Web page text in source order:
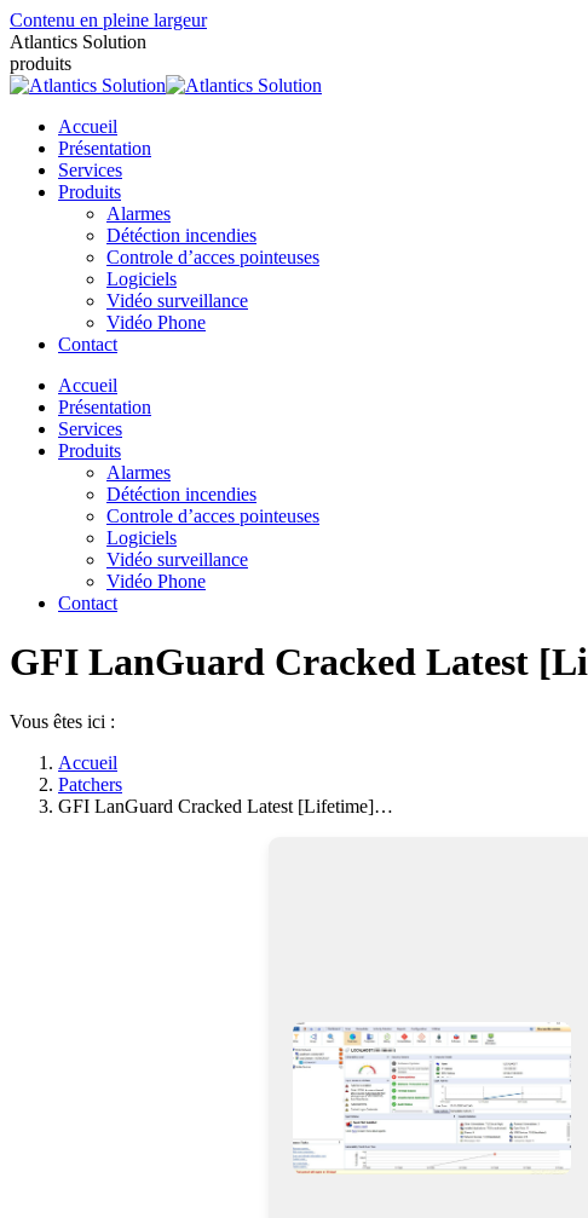
Contenu en pleine largeur
Atlantics Solution
produits
Accueil
Présentation
Services
Produits
Alarmes
Détéction incendies
Controle d’acces pointeuses
Logiciels
Vidéo surveillance
Vidéo Phone
Contact
Accueil
Présentation
Services
Produits
Alarmes
Détéction incendies
Controle d’acces pointeuses
Logiciels
Vidéo surveillance
Vidéo Phone
Contact
GFI LanGuard Cracked Latest
Vous êtes ici :
Accueil
Patchers
GFI LanGuard Cracked Latest [Lifetime]…